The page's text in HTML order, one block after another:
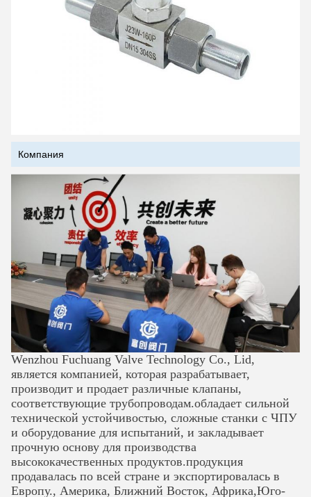
Компания
Wenzhou Fuchuang Valve Technology Co., Lid,
является компанией, которая разрабатывает,
производит и продает различные клапаны,
соответствующие трубопроводам.обладает сильной
технической устойчивостью, сложные станки с ЧПУ
и оборудование для испытаний, и закладывает
прочную основу для производства
высококачественных продуктов.продукция
продавалась по всей стране и экспортировалась в
Европу., Америка, Ближний Восток, Африка,Юго-